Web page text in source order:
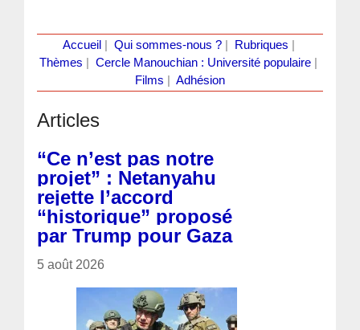
Accueil Qui sommes-nous ?| Rubriques
Thèmes
Cercle Manouchian : Université populaire
Films
Adhésion
Articles
“Ce n’est pas notre
projet” : Netanyahu
rejette l’accord
“historique” proposé
par Trump pour Gaza
5 août 2026